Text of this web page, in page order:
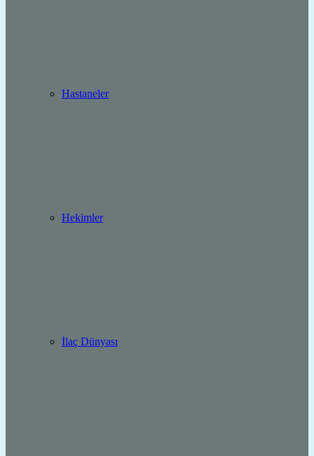
Hastaneler
Hekimler
İlaç Dünyası